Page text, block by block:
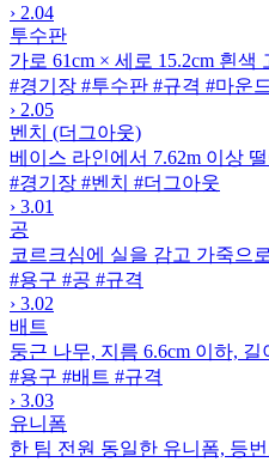
› 2.04
투수판
가로 61cm × 세로 15.2cm 흰색
#경기장 #투수판 #규격 #마운드
› 2.05
벤치 (더그아웃)
베이스 라인에서 7.62m 이상
#경기장 #벤치 #더그아웃
› 3.01
공
코르크심에 실을 감고 가죽으
#용구 #공 #규격
› 3.02
배트
둥근 나무, 지름 6.6cm 이하, 길
#용구 #배트 #규격
› 3.03
유니폼
한 팀 전원 동일한 유니폼, 등